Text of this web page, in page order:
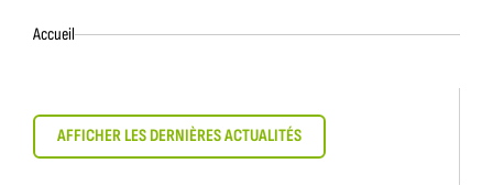
AccueilAccueil
AFFICHER LES DERNIÈRES ACTUALITÉS